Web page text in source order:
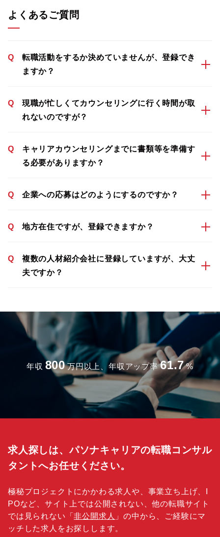
よくあるご質問
Q
転職活動をするか決めていませんが、登録でき
ますか？
Q
現職が忙しくてカウンセリングに行く時間が取
れないのですが？
Q
キャリアカウンセリングまでに書類等を準備す
る必要がありますか？
Q 企業への応募はどのようにするのですか？
Q 地方在住ですが、登録できますか？
Q
複数の人材紹介会社に登録していますが、大丈
夫ですか？
年収 800 万円以上、年収アップ率 61.7 %
求人探しは、パソナキャリアの転職コンサル
タントへお任せください。
極秘プロジェクトにかかわる求人や、事業立ち上げ、I
POなど、サイト上では公開されない、他の転職サイト
では見られない「非公開求人 」の中から、ご経験にマ
ッチした求人をお探しします。